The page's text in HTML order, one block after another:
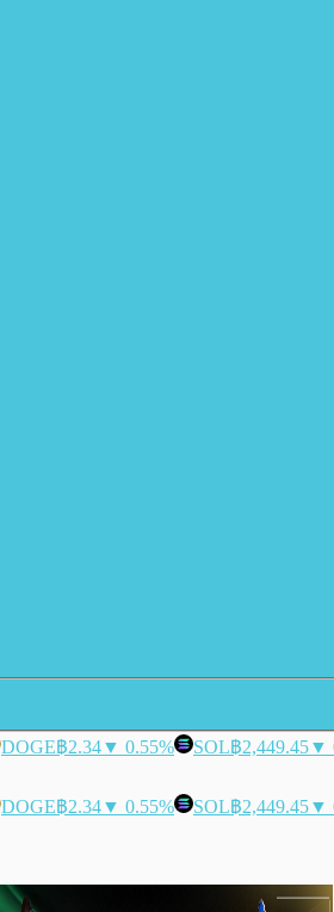
DOGE฿2.34▼ 0.55% SOL฿2,449.45▼
DOGE฿2.34▼ 0.55% SOL฿2,449.45▼